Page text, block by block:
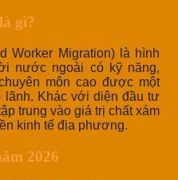
gì?
Worker Migration) là hình
nước ngoài có kỹ năng,
môn cao được một
lãnh. Khác với diện đầu tư
trung vào giá trị chất xám
kinh tế địa phương.
2026